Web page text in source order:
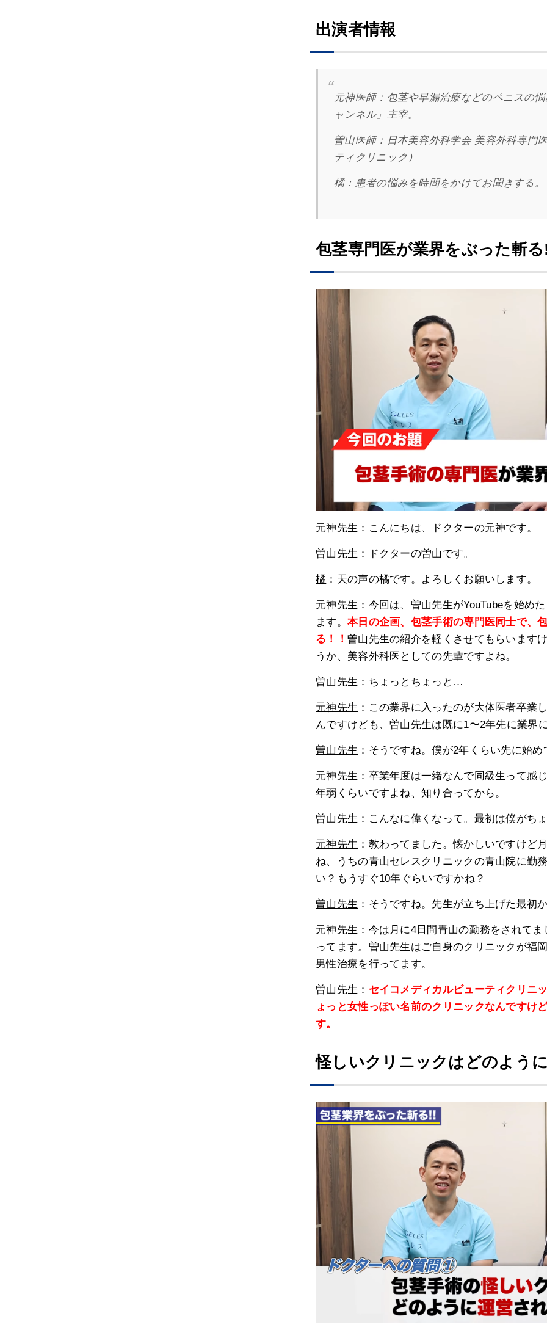
出演者情報
元神医師： 包茎や早漏治療などのペニスの
ャンネル」主宰。
曽山医師：日本美容外科学会 美容外科専門
ティクリニック）
橘： 患者の悩みを時間をかけてお聞きする
包茎専門医が業界をぶった斬
元神先生 ：こんにちは、ドクターの元神です。
曽山先生 ：ドクターの曽山です。
橘 ：天の声の橘です。よろしくお願いします。
元神先生 ：今回は、曽山先生がYouTubeを始め
ます。 本日の企画、包茎手術の専門医同士で、
る！！ 曽山先生の紹介を軽くさせてもらいます
うか、美容外科医としての先輩ですよね。
曽山先生 ：ちょっとちょっと…
元神先生 ：この業界に入ったのが大体医者卒業
んですけども、曽山先生は既に1〜2年先に業界
曽山先生 ：そうですね。僕が2年くらい先に始め
元神先生 ：卒業年度は一緒なんで同級生って感
年弱くらいですよね、知り合ってから。
曽山先生 ：こんなに偉くなって。最初は僕がち
元神先生 ：教わってました。懐かしいですけど
ね、うちの青山セレスクリニックの青山院に勤
い？もうすぐ10年ぐらいですかね？
曽山先生 ：そうですね。先生が立ち上げた最初
元神先生 ：今は月に4日間青山の勤務をされて
ってます。曽山先生はご自身のクリニックが福
男性治療を行ってます。
曽山先生 ： セイコメディカルビューティクリニ
ょっと女性っぽい名前のクリニックなんですけ
す。
怪しいクリニックはどのよう